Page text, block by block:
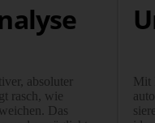
absoluter
rasch, wie
Das
Mit